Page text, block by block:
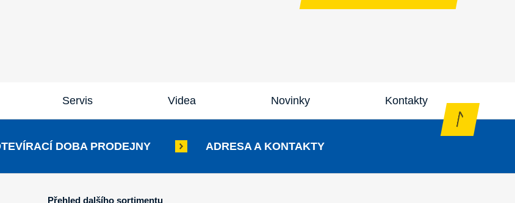
Servis Videa Novinky Kontakty
DOBA PRODEJNY ADRESA A KONTAKTY
Přehled dalšího sortimentu